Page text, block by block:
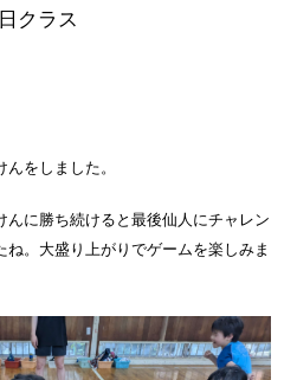
クラス
をしました。
んに勝ち続けると最後仙人にチャレン
。大盛り上がりでゲームを楽しみま